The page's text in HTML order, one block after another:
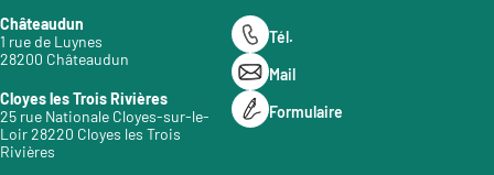
Châteaudun
1 rue de Luynes
28200 Châteaudun
Cloyes les Trois Rivières
25 rue Nationale Cloyes-sur-le-
Loir 28220 Cloyes les Trois
Rivières
Tél.
Mail
Formulaire